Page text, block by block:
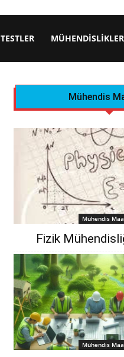
TESTLER MÜHENDISLIKLER
Mühendis
Mühendis
Fizik
Mühendis